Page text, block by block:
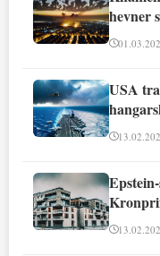
hevner
USA
involvert